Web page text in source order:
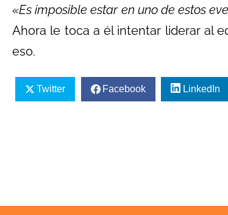
«Es imposible estar en uno de estos
Ahora le toca a él intentar liderar al
eso.
Twitter Facebook LinkedIn